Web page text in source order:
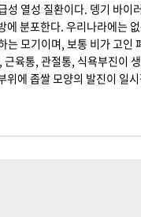
열성 질환이다. 뎅기 바
분포한다. 우리나라에는
모기이며, 보통 비가 고
육통, 관절통, 식욕부진이
에 좁쌀 모양의 발진이 일